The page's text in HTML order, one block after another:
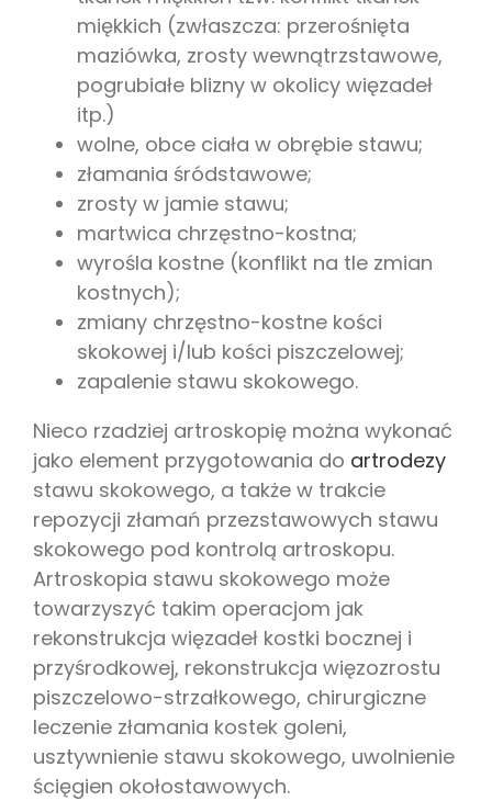
miękkich (zwłaszcza: przerośnięta
maziówka, zrosty wewnątrzstawowe,
pogrubiałe blizny w okolicy więzadeł
itp.)
wolne, obce ciała w obrębie stawu;
złamania śródstawowe;
zrosty w jamie stawu;
martwica chrzęstno-kostna;
wyrośla kostne (konflikt na tle zmian
kostnych);
zmiany chrzęstno-kostne kości
skokowej i/lub kości piszczelowej;
zapalenie stawu skokowego.
Nieco rzadziej artroskopię można wykonać
jako element przygotowania do artrodezy
stawu skokowego, a także w trakcie
repozycji złamań przezstawowych stawu
skokowego pod kontrolą artroskopu.
Artroskopia stawu skokowego może
towarzyszyć takim operacjom jak
rekonstrukcja więzadeł kostki bocznej i
przyśrodkowej, rekonstrukcja więzozrostu
piszczelowo-strzałkowego, chirurgiczne
leczenie złamania kostek goleni,
usztywnienie stawu skokowego, uwolnienie
ścięgien okołostawowych.